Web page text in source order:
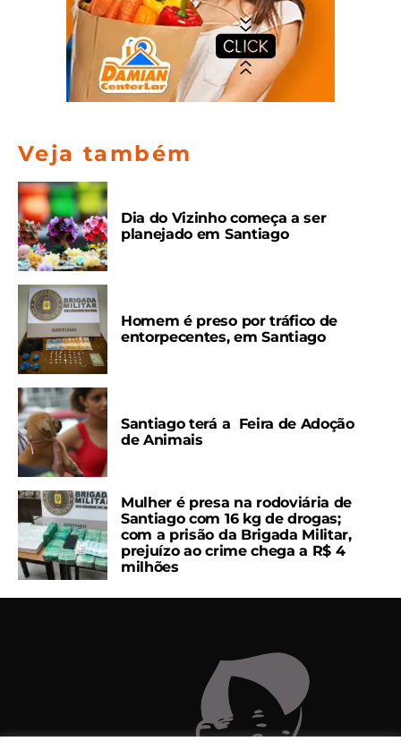
Veja também
Dia do Vizinho começa a ser
planejado em Santiago
Homem é preso por tráfico de
entorpecentes, em Santiago
Santiago terá a Feira de Adoção
de Animais
Mulher é presa na rodoviária de
Santiago com 16 kg de drogas;
com a prisão da Brigada Militar,
prejuízo ao crime chega a R$ 4
milhões